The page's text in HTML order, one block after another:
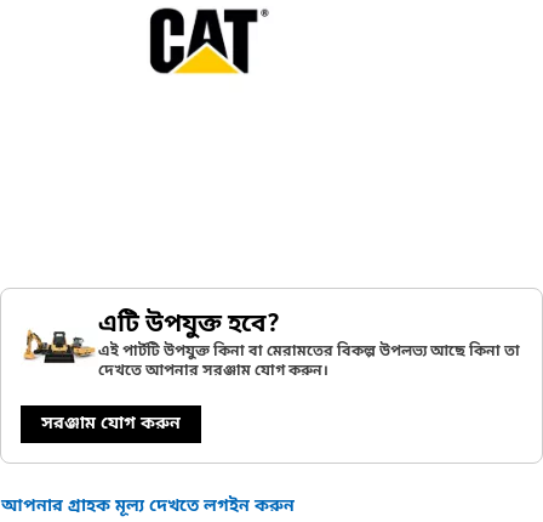
এটি উপযুক্ত হবে?
এই পার্টটি উপযুক্ত কিনা বা মেরামতের বিকল্প উপলভ্য আছে কিনা তা
দেখতে আপনার সরঞ্জাম যোগ করুন।
সরঞ্জাম যোগ করুন
আপনার গ্রাহক মূল্য দেখতে লগইন করুন